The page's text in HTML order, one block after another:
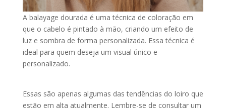
A balayage dourada é uma técnica de coloração em
que o cabelo é pintado à mão, criando um efeito de
luz e sombra de forma personalizada. Essa técnica é
ideal para quem deseja um visual único e
personalizado.
Essas são apenas algumas das tendências do loiro que
estão em alta atualmente. Lembre-se de consultar um